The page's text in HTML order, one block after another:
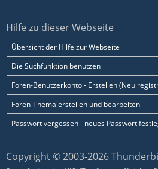
Hilfe zu dieser Webseite
Übersicht der Hilfe zur Webseite
Die Suchfunktion benutzen
Foren-Benutzerkonto - Erstellen (Neu
Foren-Thema erstellen und bearbeiten
Passwort vergessen - neues Passwort
Copyright © 2003-2026